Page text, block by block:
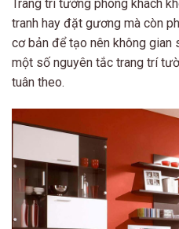
Trang trí tường phòng khách
tranh hay đặt gương mà còn
cơ bản để tạo nên không gian
một số nguyên tắc trang trí
tuân theo.